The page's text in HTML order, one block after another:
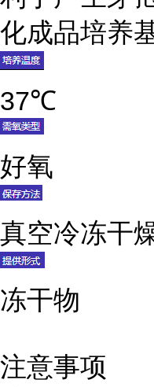
化成品培养基
37℃
好氧
真空冷冻干
冻干物
注意事项